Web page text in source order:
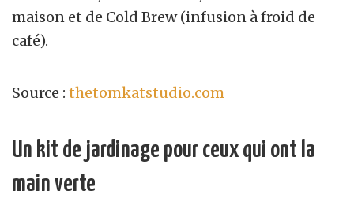
maison et de Cold Brew (infusion à froid de
café).
Source : thetomkatstudio.com
Un kit de jardinage pour ceux qui ont la
main verte